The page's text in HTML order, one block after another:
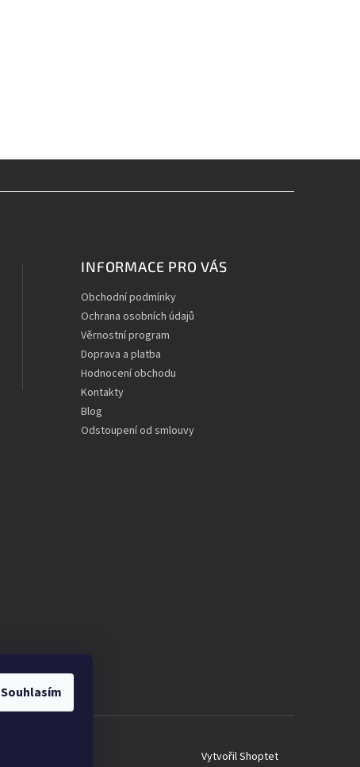
Souhlasím
INFORMACE PRO VÁS
Obchodní podmínky
Ochrana osobních údajů
Věrnostní program
Doprava a platba
Hodnocení obchodu
Kontakty
Blog
Odstoupení od smlouvy
Vytvořil Shoptet